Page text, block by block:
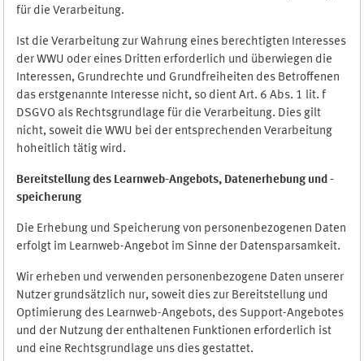
für die Verarbeitung.
Ist die Verarbeitung zur Wahrung eines berechtigten Interesses
der WWU oder eines Dritten erforderlich und überwiegen die
Interessen, Grundrechte und Grundfreiheiten des Betroffenen
das erstgenannte Interesse nicht, so dient Art. 6 Abs. 1 lit. f
DSGVO als Rechtsgrundlage für die Verarbeitung. Dies gilt
nicht, soweit die WWU bei der entsprechenden Verarbeitung
hoheitlich tätig wird.
Bereitstellung des Learnweb-Angebots, Datenerhebung und -
speicherung
Die Erhebung und Speicherung von personenbezogenen Daten
erfolgt im Learnweb-Angebot im Sinne der Datensparsamkeit.
Wir erheben und verwenden personenbezogene Daten unserer
Nutzer grundsätzlich nur, soweit dies zur Bereitstellung und
Optimierung des Learnweb-Angebots, des Support-Angebotes
und der Nutzung der enthaltenen Funktionen erforderlich ist
und eine Rechtsgrundlage uns dies gestattet.